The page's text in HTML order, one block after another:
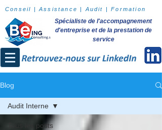
Conseil | Assistance | Audit | Formation
Spécialiste de l'accompagnement
d'entreprise et de la prestation de
service
Blog
Tous les posts
Audit Interne